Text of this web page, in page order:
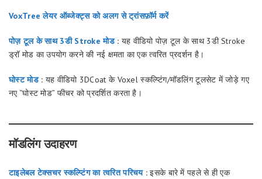
VoxTree लेयर ऑब्जेक्ट्स को अलग से ट्रांसफ़ॉर्म करें
पोज़ टूल के साथ 3डी Stroke मोड: यह वीडियो पोज़ टूल के साथ 3डी Stroke
ड्रॉ मोड का उपयोग करने की नई क्षमता का एक त्वरित प्रदर्शन है।
घोस्ट मोड: यह वीडियो 3DCoat के Voxel स्कल्प्टिंग/मॉडलिंग टूलसेट में जोड़े गए
नए “घोस्ट मोड” फीचर को प्रदर्शित करता है।
मॉडलिंग उदाहरण
टाइलेबल टेक्सचर स्कल्प्टिंग का त्वरित परिचय: इसके बारे में पहले से ही एक